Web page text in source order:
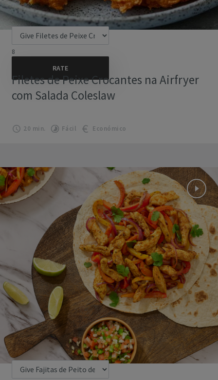
8
Filetes de Peixe Crocantes na Airfryer
com Salada Coleslaw
20 min. Fácil Económico